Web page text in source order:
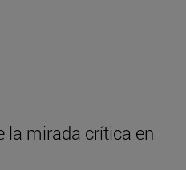
la mirada crítica en